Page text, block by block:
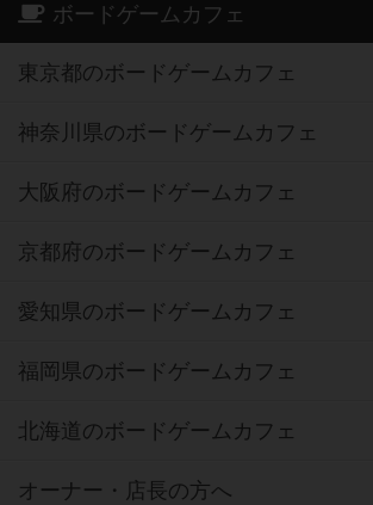
ボードゲームカフェ
東京都のボードゲームカフェ
神奈川県のボードゲームカフェ
大阪府のボードゲームカフェ
京都府のボードゲームカフェ
愛知県のボードゲームカフェ
福岡県のボードゲームカフェ
北海道のボードゲームカフェ
オーナー・店長の方へ